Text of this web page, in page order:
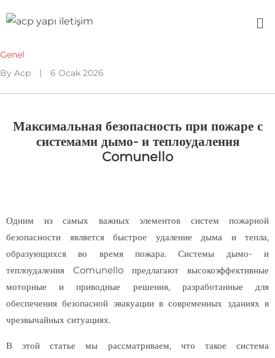
Genel
By Acp 6 Ocak 2026
Максимальная безопасность при пожаре с
системами дымо- и теплоудаления
Comunello
Одним из самых важных элементов систем пожарной
безопасности является быстрое удаление дыма и тепла,
образующихся во время пожара. Системы дымо- и
теплоудаления Comunello предлагают высокоэффективные
моторные и приводные решения, разработанные для
обеспечения безопасной эвакуации в современных зданиях в
чрезвычайных ситуациях.
В этой статье мы рассматриваем, что такое система